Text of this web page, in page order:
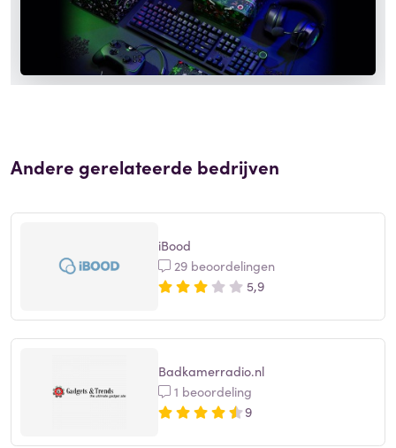
Andere gerelateerde bedrijven
iBood
29 beoordelingen
5,9
Badkamerradio.nl
1 beoordeling
9